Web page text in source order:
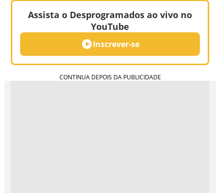
Assista o Desprogramados ao vivo no
YouTube
Inscrever-se